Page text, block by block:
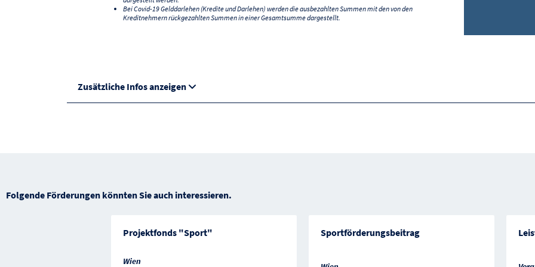
Bei Covid-19 Gelddarlehen (Kredite und Darlehen) werden die ausbezahlten Summen mit den von den
Kreditnehmern rückgezahlten Summen in einer Gesamtsumme dargestellt.
Zusätzliche Infos anzeigen
Folgende Förderungen könnten Sie auch interessieren.
Projektfonds "Sport"
Wien
Sportförderungsbeitrag